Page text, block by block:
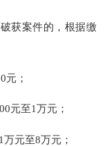
获案件的，根据缴
；
元至1万元；
元至8万元；